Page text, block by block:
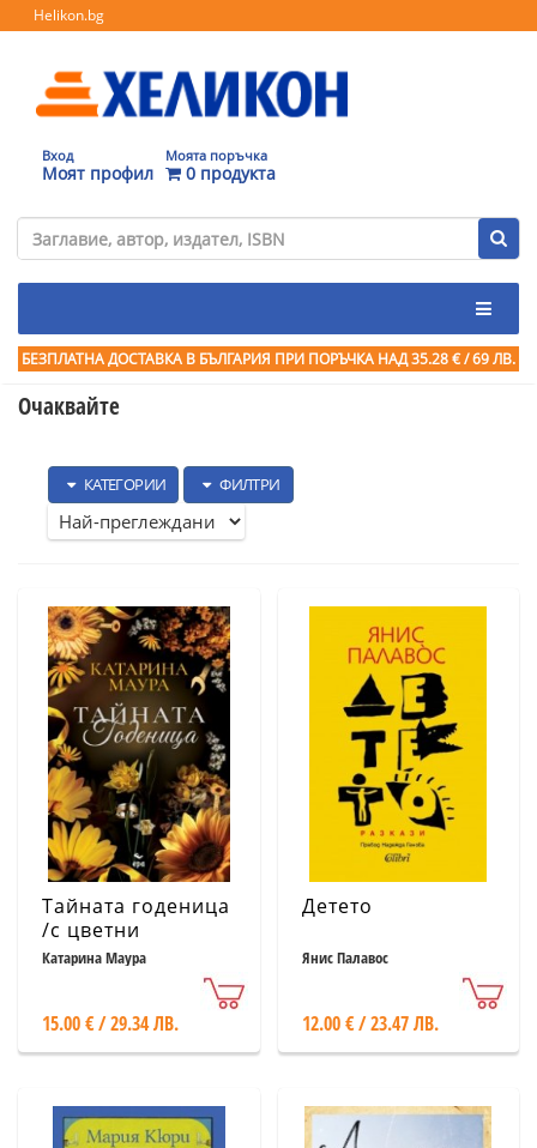
Helikon.bg
Вход
Моят профил
Моята поръчка
0 продукта
БЕЗПЛАТНА ДОСТАВКА В БЪЛГАРИЯ ПРИ ПОРЪЧКА НАД 35.28 € / 69 ЛВ.
Очаквайте
КАТЕГОРИИ ФИЛТРИ
Тайната годеница
/с цветни
порезки/
Катарина Маура
15.00 € / 29.34 ЛВ.
Детето
Янис Палавос
12.00 € / 23.47 ЛВ.